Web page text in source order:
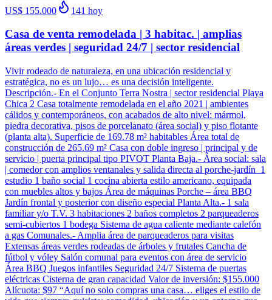
US$ 155.000 141 hoy
Casa de venta remodelada | 3 habitac. | amplias
áreas verdes | seguridad 24/7 | sector residencial
Vivir rodeado de naturaleza, en una ubicación residencial y
estratégica, no es un lujo… es una decisión inteligente.
Descripción.- En el Conjunto Terra Nostra | sector residencial Playa
Chica 2 Casa totalmente remodelada en el año 2021 | ambientes
cálidos y contemporáneos, con acabados de alto nivel: mármol,
piedra decorativa, pisos de porcelanato (área social) y piso flotante
(planta alta). Superficie de 169.78 m² habitables Área total de
construcción de 265.69 m² Casa con doble ingreso | principal y de
servicio | puerta principal tipo PIVOT Planta Baja.- Área social: sala
| comedor con amplios ventanales y salida directa al porche-jardín 1
estudio 1 baño social 1 cocina abierta estilo americano, equipada
con muebles altos y bajos Área de máquinas Porche – área BBQ
Jardín frontal y posterior con diseño especial Planta Alta.- 1 sala
familiar y/o T.V. 3 habitaciones 2 baños completos 2 parqueaderos
semi-cubiertos 1 bodega Sistema de agua caliente mediante calefón
a gas Comunales.- Amplia área de parqueaderos para visitas
Extensas áreas verdes rodeadas de árboles y frutales Cancha de
fútbol y vóley Salón comunal para eventos con área de servicio
Área BBQ Juegos infantiles Seguridad 24/7 Sistema de puertas
eléctricas Cisterna de gran capacidad Valor de inversión: $155.000
Alícuota: $97 “Aquí no solo compras una casa… eliges el estilo de